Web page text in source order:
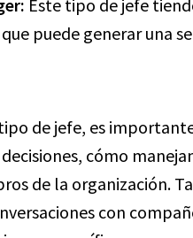
: Este tipo de jefe
puede generar una
de jefe, es
cómo
de la organización.
con